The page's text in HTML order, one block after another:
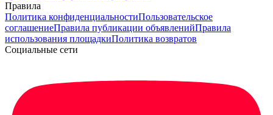
Правила
Политика конфиденциальностиПользовательское
соглашениеПравила публикации объявленийПравила
использования площадкиПолитика возвратов
Социальные сети